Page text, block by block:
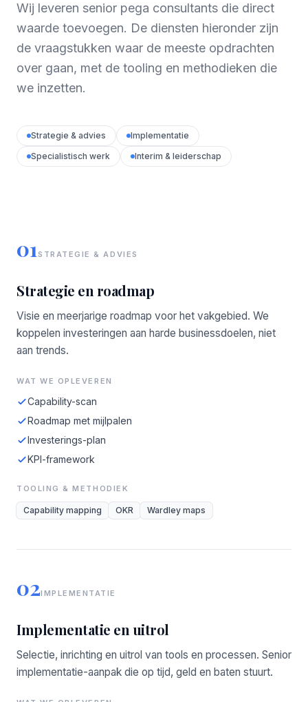
Wij leveren senior pega consultants die direct
waarde toevoegen. De diensten hieronder zijn
de vraagstukken waar de meeste opdrachten
over gaan, met de tooling en methodieken die
we inzetten.
Strategie & advies
Implementatie
Specialistisch werk
Interim & leiderschap
01STRATEGIE & ADVIES
Strategie en roadmap
Visie en meerjarige roadmap voor het vakgebied. We
koppelen investeringen aan harde businessdoelen, niet
aan trends.
WAT WE OPLEVEREN
Capability-scan
Roadmap met mijlpalen
Investerings-plan
KPI-framework
TOOLING & METHODIEK
Capability mapping OKR Wardley maps
02IMPLEMENTATIE
Implementatie en uitrol
Selectie, inrichting en uitrol van tools en processen. Senior
implementatie-aanpak die op tijd, geld en baten stuurt.